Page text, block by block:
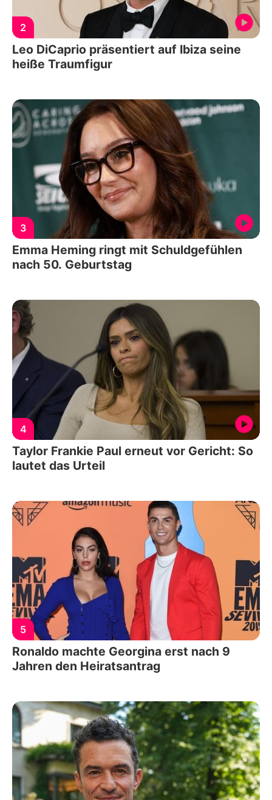
2
Leo DiCaprio präsentiert auf Ibiza seine
heiße Traumfigur
3
Emma Heming ringt mit Schuldgefühlen
nach 50. Geburtstag
4
Taylor Frankie Paul erneut vor Gericht: So
lautet das Urteil
5
Ronaldo machte Georgina erst nach 9
Jahren den Heiratsantrag